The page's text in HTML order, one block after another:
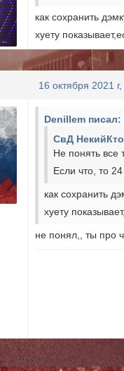
как сохранить
хуету
16 октября 2021
Denillem писал:
СвД
Не понять все
Если что, то
как сохранить
хуету
не понял,, ты про